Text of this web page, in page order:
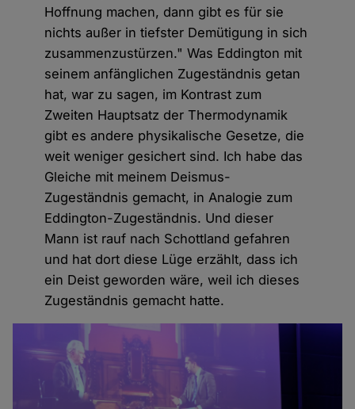
Hoffnung machen, dann gibt es für sie
nichts außer in tiefster Demütigung in sich
zusammenzustürzen." Was Eddington mit
seinem anfänglichen Zugeständnis getan
hat, war zu sagen, im Kontrast zum
Zweiten Hauptsatz der Thermodynamik
gibt es andere physikalische Gesetze, die
weit weniger gesichert sind. Ich habe das
Gleiche mit meinem Deismus-
Zugeständnis gemacht, in Analogie zum
Eddington-Zugeständnis. Und dieser
Mann ist rauf nach Schottland gefahren
und hat dort diese Lüge erzählt, dass ich
ein Deist geworden wäre, weil ich dieses
Zugeständnis gemacht hatte.